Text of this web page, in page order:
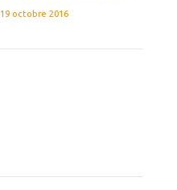
19 octobre 2016